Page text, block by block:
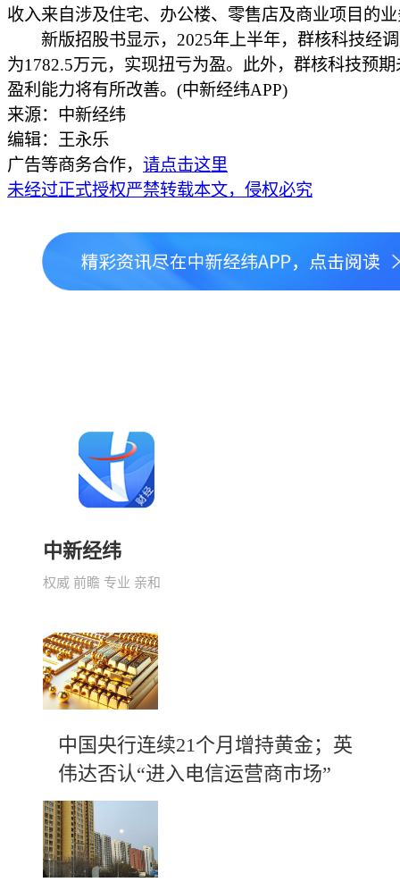
收入来自涉及住宅、办公楼、零售店及商业项目的
新版招股书显示，2025年上半年，群核科技经
为1782.5万元，实现扭亏为盈。此外，群核科技预
盈利能力将有所改善。(中新经纬APP)
来源：中新经纬
编辑：王永乐
广告等商务合作， 请点击这里
未经过正式授权严禁转载本文，侵权必究
中新经纬
权威 前瞻 专业 亲和
中国央行连续21个月增持黄金；英
伟达否认“进入电信运营商市场”